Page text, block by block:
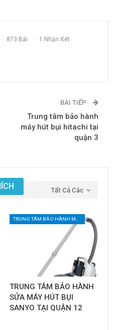
873 Bài 1 Nhận Xét
BÀI TIẾP
Trung tâm bảo hành
máy hút bụi hitachi tại
quận 3
Tất Cả Các
TRUNG TÂM BẢO HÀNH MÁY HÚT BỤI TẠI TPHCM
TRUNG TÂM BẢO HÀNH
SỬA MÁY HÚT BỤI
SANYO TẠI QUẬN 12